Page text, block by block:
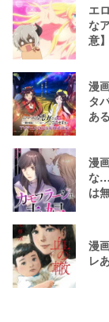
エ
な
意】
漫
タ
あ
漫
な
は
漫
レ